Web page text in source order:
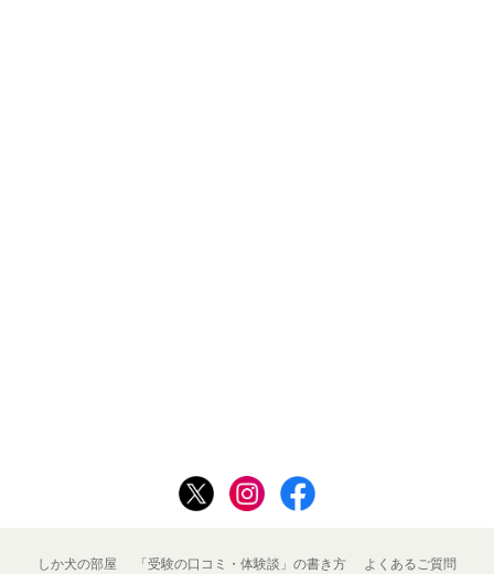
しか犬の部屋 「受験の口コミ・体験談」の書き方 よくあるご質問